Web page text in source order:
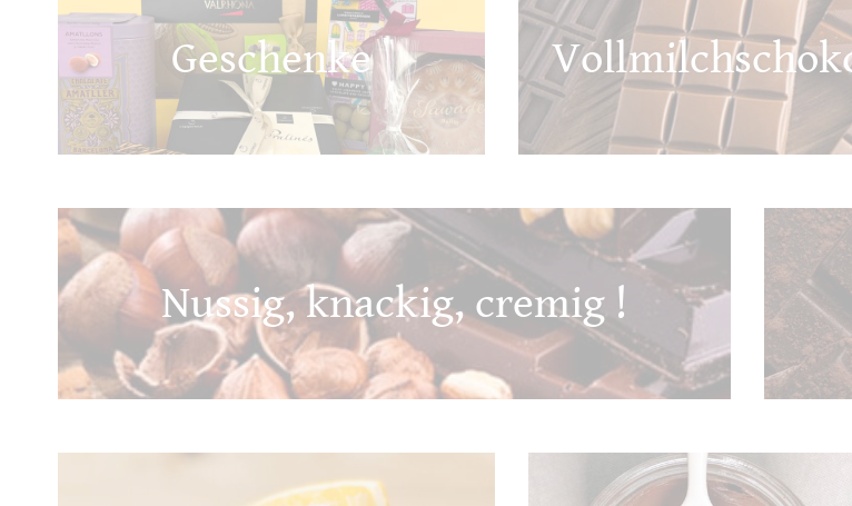
Geschenke
Nussig, knackig, cremig !